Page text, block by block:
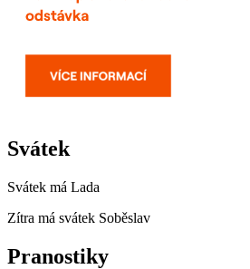
Svátek
Svátek má Lada
Zítra má svátek Soběslav
Pranostiky